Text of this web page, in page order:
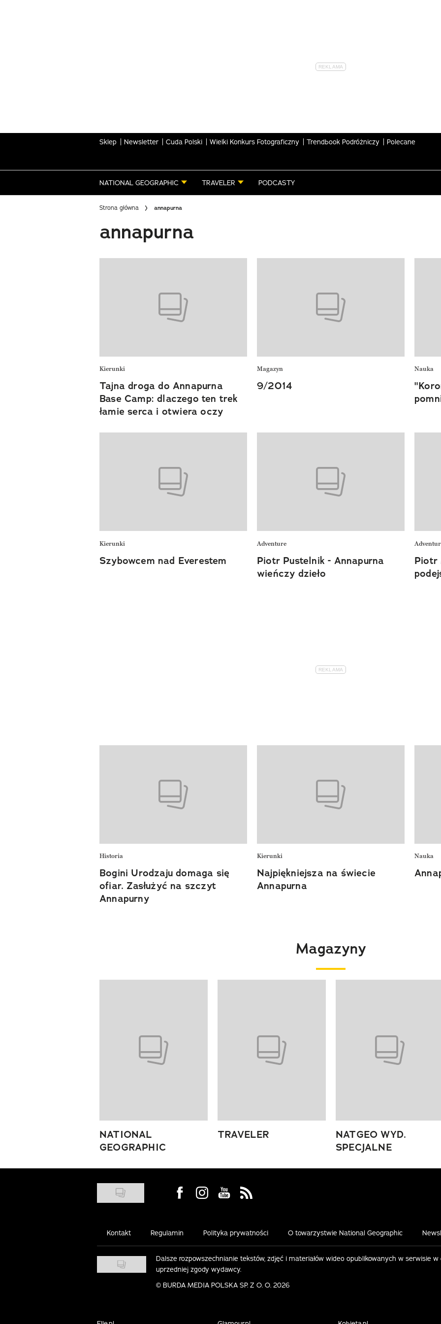
Sklep Newsletter Cuda Polski Wielki Konkurs Fotograficzny Trendbook Podróżniczy Polecane
NATIONAL GEOGRAPHIC TRAVELER PODCASTY
Strona główna annapurna
annapurna
Kierunki
Tajna droga do Annapurna
Base Camp: dlaczego ten trek
łamie serca i otwiera oczy
Magazyn
9/2014
Nauka
Kierunki
Szybowcem nad Everestem
Adventure
Piotr Pustelnik - Annapurna
wieńczy dzieło
Piotr
Historia
Bogini Urodzaju domaga się
ofiar. Zasłużyć na szczyt
Annapurny
Kierunki
Najpiękniejsza na świecie
Annapurna
Nauka
Magazyny
NATIONAL
GEOGRAPHIC
TRAVELER
NATGEO WYD.
SPECJALNE
Visit us on Facebook
Visit us on Instagram
Visit us on Youtube
Visit us on Rss
Kontakt Regulamin Polityka prywatności O towarzystwie National Geographic
Dalsze rozpowszechnianie tekstów, zdjęć i materiałów wideo opublikowanych w serwisie
uprzedniej zgody wydawcy.
© BURDA MEDIA POLSKA SP. Z O. O. 2026